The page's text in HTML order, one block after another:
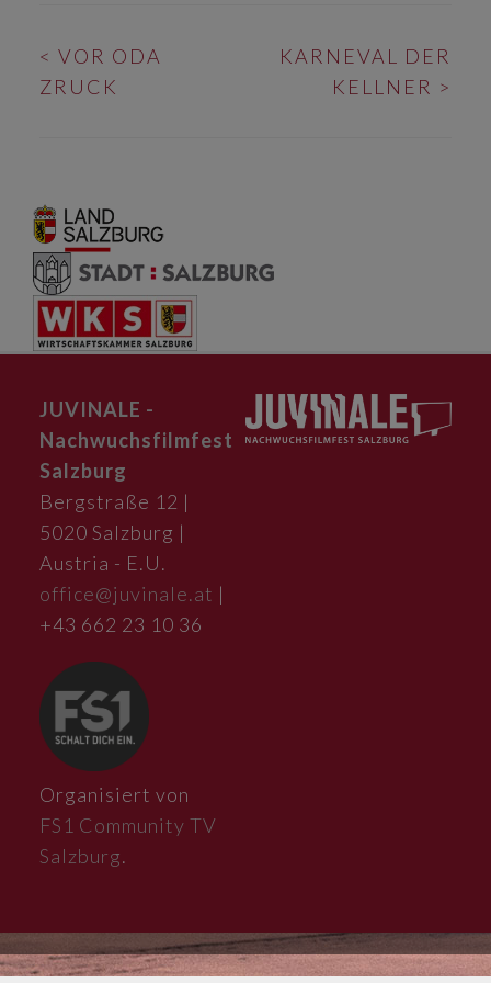
NAVIGATION
< VOR ODA
ZRUCK
KARNEVAL DER
KELLNER >
JUVINALE -
Nachwuchsfilmfest
Salzburg
Bergstraße 12 |
5020 Salzburg |
Austria - E.U.
office@juvinale.at |
+43 662 23 10 36
Organisiert von
FS1 Community TV
Salzburg.